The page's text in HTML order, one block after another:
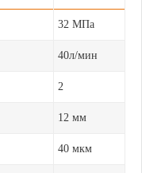
32 МПа
40л/мин
2
12 мм
40 мкм